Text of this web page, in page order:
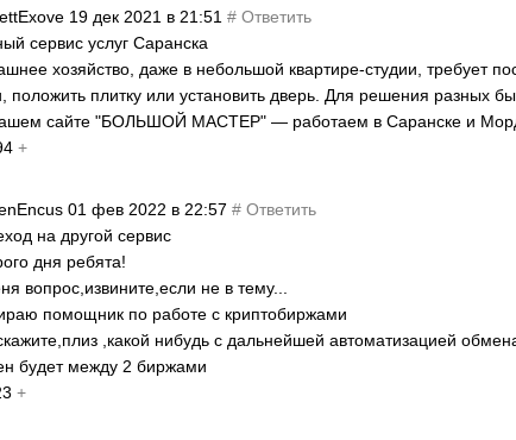
19 дек 2021 в 21:51 # Ответить
сервис услуг Саранска
хозяйство, даже в небольшой квартире-студии, требует
положить плитку или установить дверь. Для решения разных
сайте "БОЛЬШОЙ МАСТЕР" — работаем в Саранске и
+
01 фев 2022 в 22:57 # Ответить
на другой сервис
дня ребята!
вопрос,извините,если не в тему...
помощник по работе с криптобиржами
,какой нибудь с дальнейшей автоматизацией
будет между 2 биржами
+